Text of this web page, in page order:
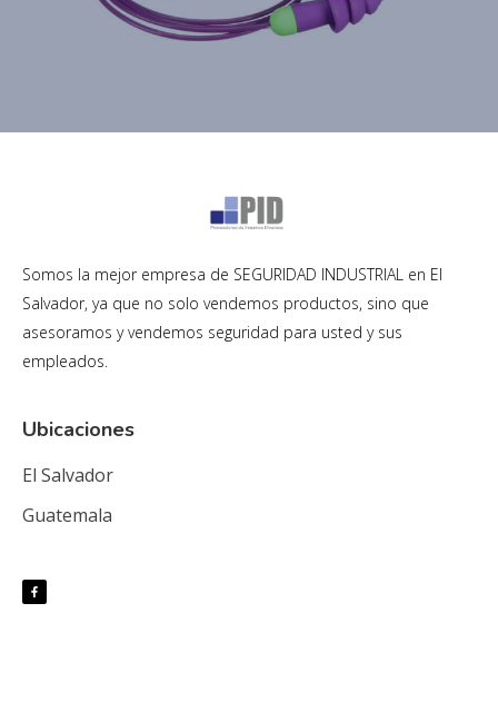
Somos la mejor empresa de SEGURIDAD INDUSTRIAL en El
Salvador, ya que no solo vendemos productos, sino que
asesoramos y vendemos seguridad para usted y sus
empleados.
Ubicaciones
El Salvador
Guatemala